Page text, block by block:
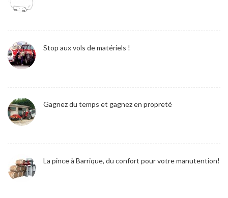
Stop aux vols de matériels !
Gagnez du temps et gagnez en propreté
La pince à Barrique, du confort pour votre manutention!